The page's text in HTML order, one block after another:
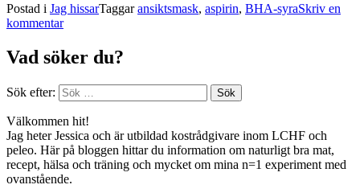
Postad i Jag hissarTaggaransiktsmask, aspirin, BHA-syraSkriv en
kommentar
Vad söker du?
Sök efter:
Välkommen hit!
Jag heter Jessica och är utbildad kostrådgivare inom LCHF och
peleo. Här på bloggen hittar du information om naturligt bra mat,
recept, hälsa och träning och mycket om mina n=1 experiment med
ovanstående.